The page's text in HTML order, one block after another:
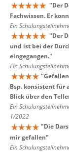
"Der
Fachwissen. Er
Ein
"Der
und ist bei der
eingegangen."
Ein
"
Bsp. konsistent für
Blick über den
Ein
1/2022
"Die
mir gefallen"
Ein